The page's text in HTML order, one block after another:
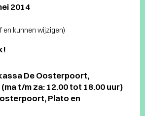
2014
en kunnen wijzigen)
De Oosterpoort,
t/m za: 12.00 tot 18.00 uur)
Plato en